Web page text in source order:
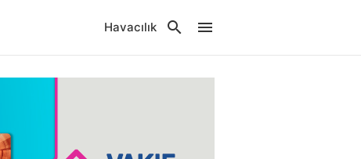
Havacılık